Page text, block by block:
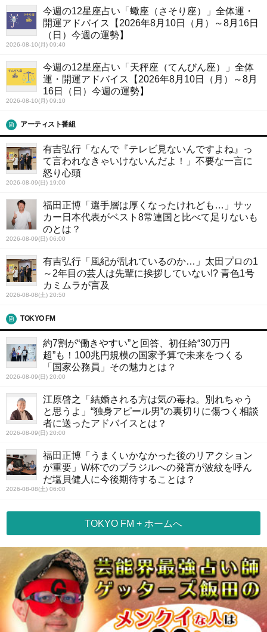
今週の12星座占い「蠍座（さそり座）」全体運・
開運アドバイス【2026年8月10日（月）～8月16日
（日）今週の運勢】
2026-08-10(月) 09:40
今週の12星座占い「天秤座（てんびん座）」全体
運・開運アドバイス【2026年8月10日（月）～8月
16日（日）今週の運勢】
2026-08-10(月) 09:10
アーティスト番組
有吉弘行「なんで『テレビ見ないんですよね』っ
て言われなきゃいけないんだよ！」不要な一言に
怒り心頭
2026-08-09(日) 19:00
福田正博「選手層は厚くなったけれども…」サッ
カー日本代表がベスト8常連国と比べて足りないも
のとは？
2026-08-09(日) 06:00
有吉弘行「風紀が乱れているのか…」太田プロの1
～2年目の芸人は先輩に挨拶していない!? 青色1号
カミムラが言及
2026-08-08(土) 20:50
TOKYO FM
約7割が“働きやすい”と回答、初任給“30万円
超”も！100兆円規模の国家予算で未来をつくる
「国家公務員」その魅力とは？
2026-08-09(日) 20:00
江原啓之「結婚される方は気の毒ね。別れちゃう
と思うよ」“独身アピール男”の裏切りに傷つく相談
者に送ったアドバイスとは？
2026-08-09(日) 20:00
福田正博「うまくいかなかった後のリアクション
が重要」W杯でのブラジルへの発言が波紋を呼ん
だ塩貝健人に今後期待することは？
2026-08-08(土) 06:00
TOKYO FM + ホームへ